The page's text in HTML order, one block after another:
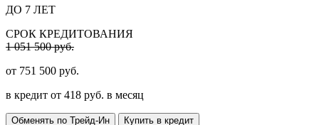
ДО 7 ЛЕТ
СРОК КРЕДИТОВАНИЯ
1 051 500 руб.
от 751 500 руб.
в кредит от 418 руб. в месяц
Обменять по Трейд-Ин Купить в кредит